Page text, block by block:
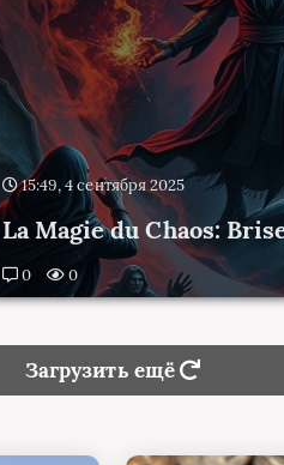
15:49, 4 сентября 2025
La Magie du Chaos:
0 0
Загрузить ещё